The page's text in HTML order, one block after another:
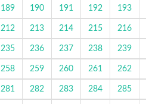
189 190 191 192 193
212 213 214 215 216
235 236 237 238 239
258 259 260 261 262
281 282 283 284 285